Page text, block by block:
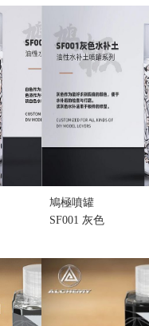
鳩極噴罐
SF001 灰色
盒況)
售價:175